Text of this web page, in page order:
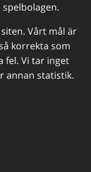
Vårt mål är
korrekta som
fel. Vi tar inget
annan statistik.